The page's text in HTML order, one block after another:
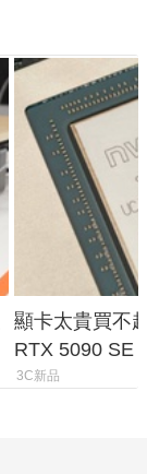
顯卡太貴買不
RTX 5090 SE
體
3C新品